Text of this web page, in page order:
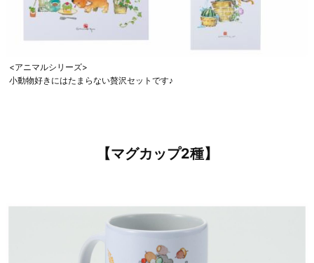
<アニマルシリーズ>
小動物好きにはたまらない贅沢セットです♪
【マグカップ2種】